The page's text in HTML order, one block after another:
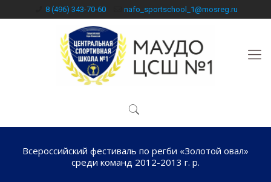
8 (496) 343-70-60 nafo_sportschool_1@mosreg.ru
Всероссийский фестиваль по регби «Золотой овал»
среди команд 2012-2013 г. р.